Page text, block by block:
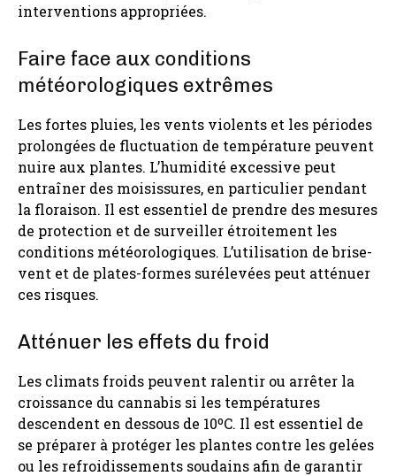
interventions appropriées.
Faire face aux conditions
météorologiques extrêmes
Les fortes pluies, les vents violents et les périodes
prolongées de fluctuation de température peuvent
nuire aux plantes. L’humidité excessive peut
entraîner des moisissures, en particulier pendant
la floraison. Il est essentiel de prendre des mesures
de protection et de surveiller étroitement les
conditions météorologiques. L’utilisation de brise-
vent et de plates-formes surélevées peut atténuer
ces risques.
Atténuer les effets du froid
Les climats froids peuvent ralentir ou arrêter la
croissance du cannabis si les températures
descendent en dessous de 10ºC. Il est essentiel de
se préparer à protéger les plantes contre les gelées
ou les refroidissements soudains afin de garantir